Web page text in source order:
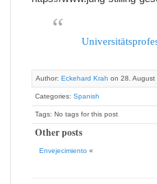
Author: Eckehard Krah on 28. August
Categories: Spanish
Tags: No tags for this post
Other posts
Envejecimiento «